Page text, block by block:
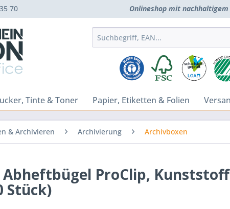
70 Onlineshop mit
Tinte & Toner Papier, Etiketten & Folien
& Archivieren Archivierung Archivboxen
ProClip, Kunststoff
Stück)